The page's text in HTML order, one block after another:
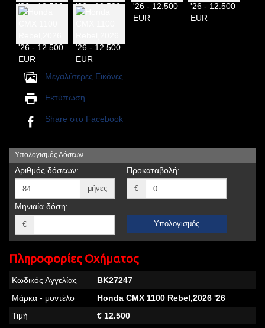
Μεγαλύτερες Εικόνες
Εκτύπωση
Share στο Facebook
Υπολογισμός Δόσεων
Αριθμός δόσεων:
μήνες
Προκαταβολή:
€
Μηνιαία δόση:
€ Υπολογισμός
Πληροφορίες Οχήματος
Κωδικός Αγγελίας
BK27247
Μάρκα - μοντέλο
Honda CMX 1100 Rebel,2026 '26
Τιμή
€ 12.500